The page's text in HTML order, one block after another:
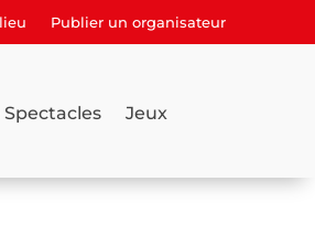
Publier un organisateur
Spectacles Jeux